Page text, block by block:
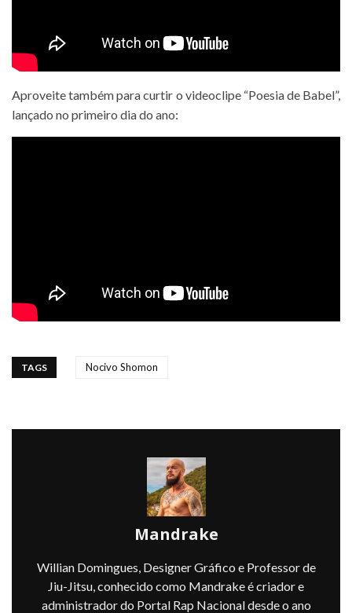
Aproveite também para curtir o videoclipe “Poesia de Babel”,
lançado no primeiro dia do ano:
TAGS Nocivo Shomon
Mandrake
Willian Domingues, Designer Gráfico e Professor de
Jiu-Jitsu, conhecido como Mandrake é criador e
administrador do Portal Rap Nacional desde o ano